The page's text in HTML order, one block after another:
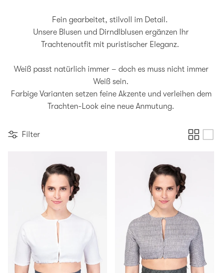
Fein gearbeitet, stilvoll im Detail.
Unsere Blusen und Dirndlblusen ergänzen Ihr
Trachtenoutfit mit puristischer Eleganz.
Weiß passt natürlich immer – doch es muss nicht immer
Weiß sein.
Farbige Varianten setzen feine Akzente und verleihen dem
Trachten-Look eine neue Anmutung.
Filter